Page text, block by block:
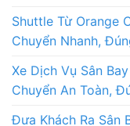
Shuttle Từ Orange
Chuyển Nhanh,
Xe Dịch Vụ Sân
Chuyển An Toàn,
Đưa Khách Ra Sân